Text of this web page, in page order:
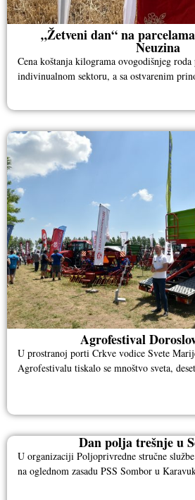
„Žetveni dan“ na
Neuzina
Cena koštanja kilograma ovogodišnjeg
indivinualnom sektoru, a sa ostvarenim
Agrofestival
U prostranoj porti Crkve vodice Svete
Agrofestivalu tiskalo se mnoštvo sveta,
Dan polja trešnje u
U organizaciji Poljoprivredne stručne
na oglednom zasadu PSS Sombor u